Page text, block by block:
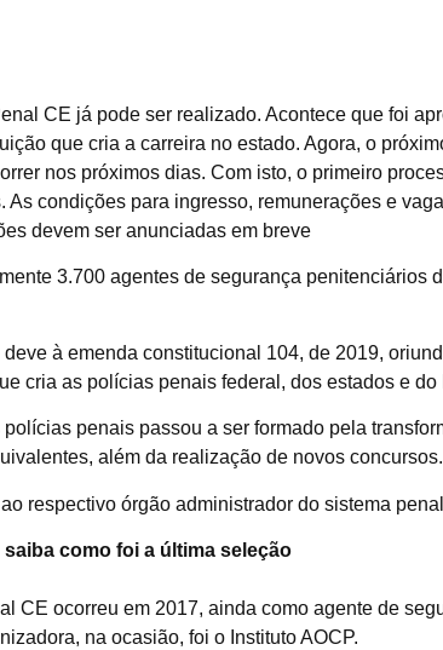
CE já pode ser realizado. Acontece que foi
que cria a carreira no estado. Agora, o
nos próximos dias. Com isto, o primeiro
condições para ingresso, remunerações e
devem ser anunciadas em breve
3.700 agentes de segurança penitenciários
à emenda constitucional 104, de 2019,
cria as polícias penais federal, dos estados e do
penais passou a ser formado pela
além da realização de novos concursos.
respectivo órgão administrador do sistema
como foi a última seleção
CE ocorreu em 2017, ainda como agente de
na ocasião, foi o Instituto AOCP.